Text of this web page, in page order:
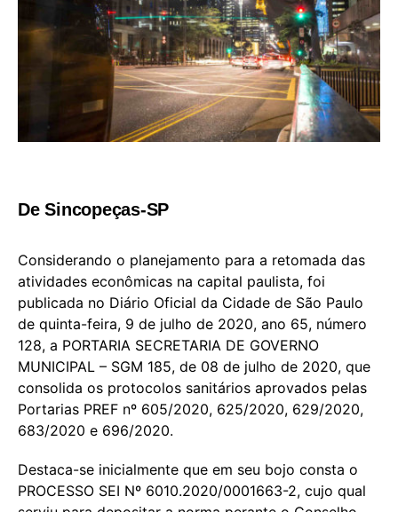
De Sincopeças-SP
Considerando o planejamento para a retomada das
atividades econômicas na capital paulista, foi
publicada no Diário Oficial da Cidade de São Paulo
de quinta-feira, 9 de julho de 2020, ano 65, número
128, a PORTARIA SECRETARIA DE GOVERNO
MUNICIPAL – SGM 185, de 08 de julho de 2020, que
consolida os protocolos sanitários aprovados pelas
Portarias PREF nº 605/2020, 625/2020, 629/2020,
683/2020 e 696/2020.
Destaca-se inicialmente que em seu bojo consta o
PROCESSO SEI Nº 6010.2020/0001663-2, cujo qual